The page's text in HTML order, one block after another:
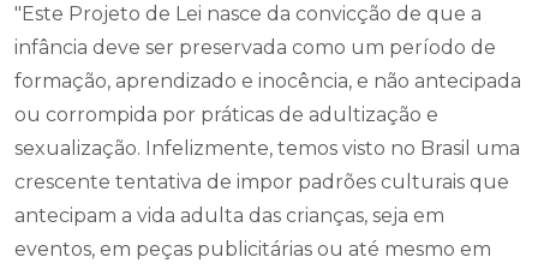
"Este Projeto de Lei nasce da convicção de que a
infância deve ser preservada como um período de
formação, aprendizado e inocência, e não antecipada
ou corrompida por práticas de adultização e
sexualização. Infelizmente, temos visto no Brasil uma
crescente tentativa de impor padrões culturais que
antecipam a vida adulta das crianças, seja em
eventos, em peças publicitárias ou até mesmo em